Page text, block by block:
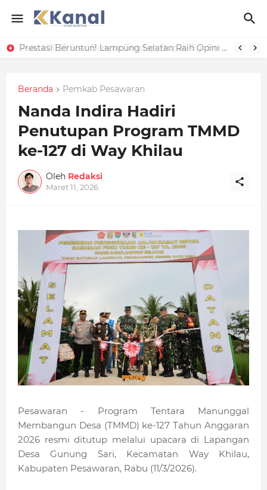
Prestasi Beruntun! Lampung Selatan Raih Opini Kualitas Tinggi Penilaian Maladministrasi Pelayanan Publik 2025
Beranda Pemkab Pesawaran
Nanda Indira Hadiri
Penutupan Program TMMD
ke-127 di Way Khilau
Oleh Redaksi
Maret 11, 2026
Pesawaran - Program Tentara Manunggal
Membangun Desa (TMMD) ke-127 Tahun Anggaran
2026 resmi ditutup melalui upacara di Lapangan
Desa Gunung Sari, Kecamatan Way Khilau,
Kabupaten Pesawaran, Rabu (11/3/2026).